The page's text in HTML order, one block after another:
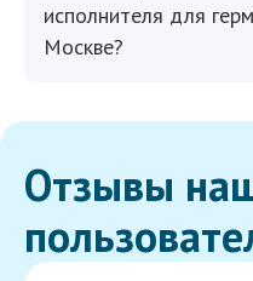
исполнителя для
Москве?
Отзывы